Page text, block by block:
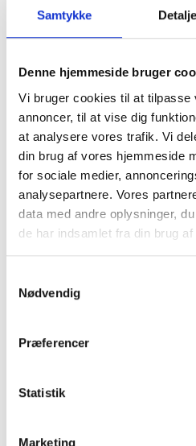
Samtykke
Denne hjemmeside bruger
Vi bruger cookies til at tilpasse
annoncer, til at vise dig
at analysere vores trafik. Vi
din brug af vores hjemmeside
for sociale medier,
analysepartnere. Vores
data med andre oplysninger,
de har indsamlet fra din brug
Nødvendig
Præferencer
Statistik
Marketing
Rugbrød
helblandinger
Vi har udviklet vores sortiment
bredt udvalg af smagfulde
karakter.
Vores sortiment består både af
koncentrater. Koncentraterne
Med helblandingerne er du
blandingsforhold hver gang i
Mere information om vores
Høj dejstabilitet under